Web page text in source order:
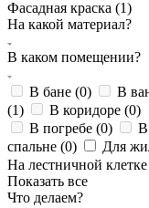
Фасадная краска (1)
На какой материал?
В каком помещении?
В бане (0) В
(1) В коридоре (0)
В погребе (0) В
спальне (0) Для
На лестничной
Показать все
Что делаем?